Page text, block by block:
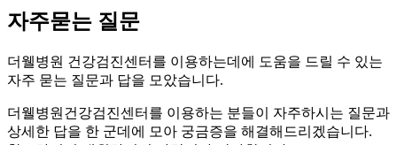
자주묻는 질문
더웰병원 건강검진센터를 이용하는데에 도움을 드릴 수 있는
자주 묻는 질문과 답을 모았습니다.
더웰병원건강검진센터를 이용하는 분들이 자주하시는 질문과
상세한 답을 한 군데에 모아 궁금증을 해결해드리겠습니다.